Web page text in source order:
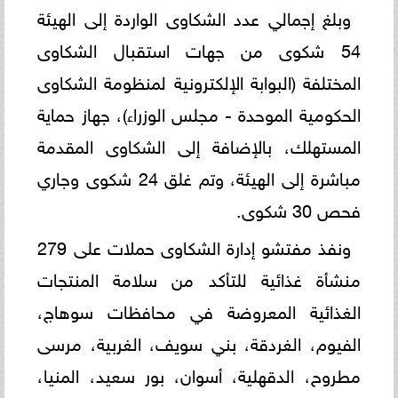
وبلغ إجمالي عدد الشكاوى الواردة إلى الهيئة
54 شكوى من جهات استقبال الشكاوى
المختلفة (البوابة الإلكترونية لمنظومة الشكاوى
الحكومية الموحدة - مجلس الوزراء)، جهاز حماية
المستهلك، بالإضافة إلى الشكاوى المقدمة
مباشرة إلى الهيئة، وتم غلق 24 شكوى وجاري
فحص 30 شكوى.
ونفذ مفتشو إدارة الشكاوى حملات على 279
منشأة غذائية للتأكد من سلامة المنتجات
الغذائية المعروضة في محافظات سوهاج،
الفيوم، الغردقة، بني سويف، الغربية، مرسى
مطروح، الدقهلية، أسوان، بور سعيد، المنيا،